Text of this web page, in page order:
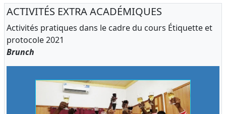
ACTIVITÉS EXTRA ACADÉMIQUES
Activités pratiques dans le cadre du cours Étiquette et
protocole 2021
Brunch